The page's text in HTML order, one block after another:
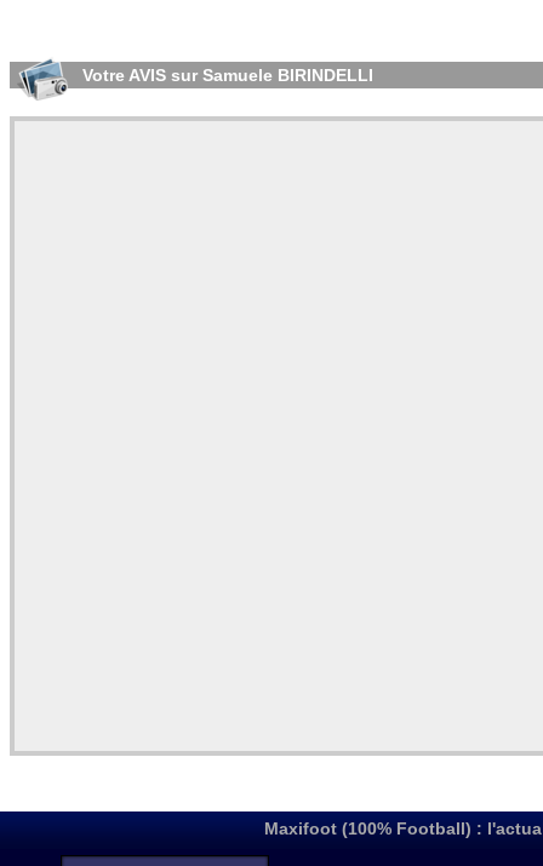
Votre AVIS sur Samuele BIRINDELLI
Maxifoot (100% Football) :